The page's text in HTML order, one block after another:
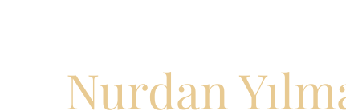
Nurdan